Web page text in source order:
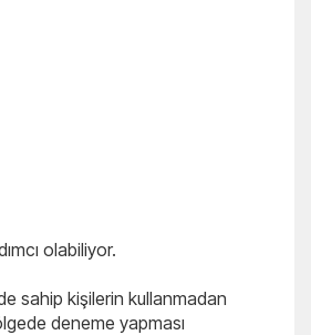
olabiliyor.
sahip kişilerin kullanmadan
deneme yapması